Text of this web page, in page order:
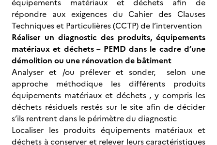
équipements matériaux et déchets afin de
répondre aux exigences du Cahier des Clauses
Techniques et Particulières (CCTP) de l’intervention
Réaliser un diagnostic des produits, équipements
matériaux et déchets – PEMD dans le cadre d’une
démolition ou une rénovation de bâtiment
Analyser et /ou prélever et sonder, selon une
approche méthodique les différents produits
équipements matériaux et déchets , y compris les
déchets résiduels restés sur le site afin de décider
s’ils rentrent dans le périmètre du diagnostic
Localiser les produits équipements matériaux et
déchets à conserver et relever leurs caractéristiques